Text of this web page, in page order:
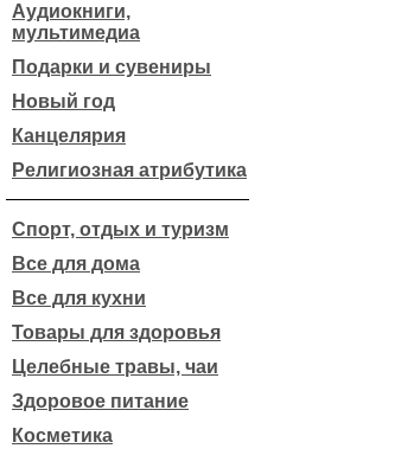
Аудиокниги,
мультимедиа
Подарки и сувениры
Новый год
Канцелярия
Религиозная атрибутика
Спорт, отдых и туризм
Все для дома
Все для кухни
Товары для здоровья
Целебные травы, чаи
Здоровое питание
Косметика